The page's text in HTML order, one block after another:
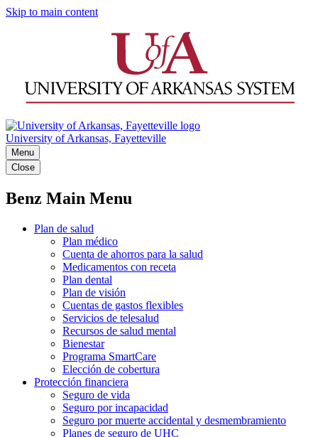
Skip to main content
University of Arkansas, Fayetteville
Menu
Close
Benz Main Menu
Plan de salud
Plan médico
Cuenta de ahorros para la salud
Medicamentos con receta
Plan dental
Plan de visión
Cuentas de gastos flexibles
Servicios de telesalud
Recursos de salud mental
Bienestar
Programa SmartCare
Elección de cobertura
Protección financiera
Seguro de vida
Seguro por incapacidad
Seguro por muerte accidental y desmembramiento
Planes de seguro de UHC